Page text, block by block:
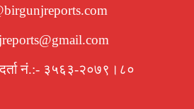
दर्ता नं.:- ३५६३-२०७९।८०